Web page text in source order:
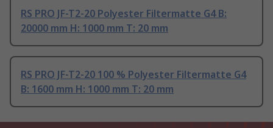
RS PRO JF-T2-20 Polyester Filtermatte G4 B:
20000 mm H: 1000 mm T: 20 mm
RS PRO JF-T2-20 100 % Polyester Filtermatte G4
B: 1600 mm H: 1000 mm T: 20 mm